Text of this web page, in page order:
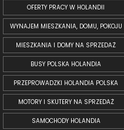
OFERTY PRACY W HOLANDII
WYNAJEM MIESZKANIA, DOMU, POKOJU
MIESZKANIA I DOMY NA SPRZEDAŻ
BUSY POLSKA HOLANDIA
PRZEPROWADZKI HOLANDIA POLSKA
MOTORY I SKUTERY NA SPRZEDAŻ
SAMOCHODY HOLANDIA